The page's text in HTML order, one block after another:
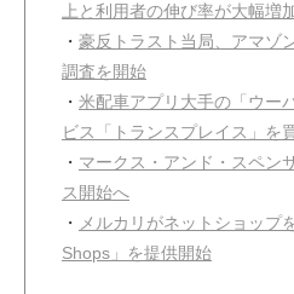
上と利用者の伸び率が大幅増
・ 豪反トラスト当局、アマゾ
調査を開始
・ 米配車アプリ大手の「ウー
ビス「トランスプレイス」を
・ マークス・アンド・スペン
ス開始へ
・ メルカリがネットショップ
Shops」を提供開始